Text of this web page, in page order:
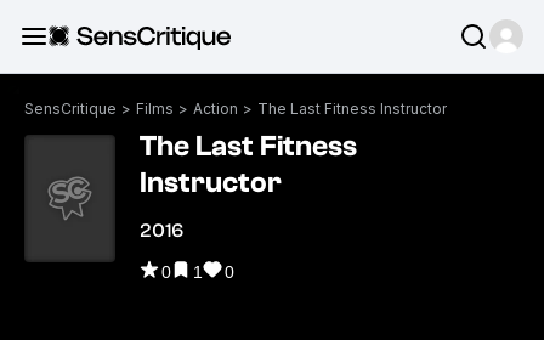
SensCritique > Films > Action > The Last Fitness Instructor
The Last Fitness
Instructor
2016
0 1 0